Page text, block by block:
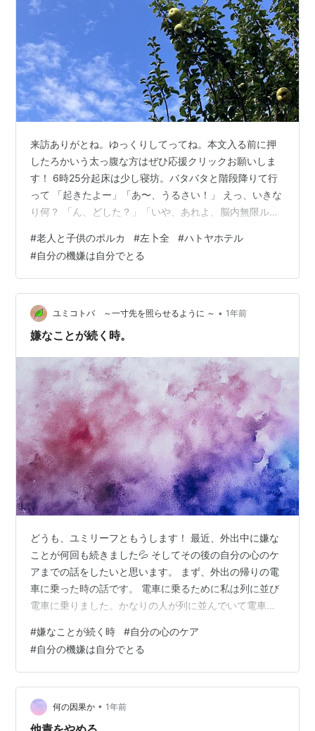
来訪ありがとね。ゆっくりしてってね。本文入る前に押
したろかいう太っ腹な方はぜひ応援クリックお願いしま
す！ 6時25分起床は少し寝坊。バタバタと階段降りて行
って 「起きたよー」「あ〜、うるさい！」 えっ、いきな
り何？ 「ん、どした？」「いや、あれよ、脳内無限ルー
れたじいちゃんが『ズビズバ〜、パパパヤ〜、やめてけ
れ、やめてけれ*1』いうやつよ」「あー、あれか。それ
はそれは、ご愁傷様」 まあ、耳につく曲ってときどきあ
るからね。この前は「伊東に行くならハトヤ」がループ
してたらしい。 その発端は、ムロツヨシと小泉孝太郎が
出てた旅行番組。静岡県伊東市の旅館…
#老人と子供のポルカ #左卜全 #ハトヤホテル
#自分の機嫌は自分でとる
ユミコトバ ～一寸先を照らせるように ～ • 1年前
嫌なことが続く時。
どうも、ユミリーフともうします！ 最近、外出中に嫌な
ことが何回も続きました💦 そしてその後の自分の心のケ
アまでの話をしたいと思います。 まず、外出の帰りの電
車に乗った時の話です。 電車に乗るために私は列に並び
電車に乗りました。かなりの人が列に並んでいて電車が
ました。 その時に私は左右に行く人で上手く前へ進めず
に突っかかってしまったのです。 そして後ろでイライラ
している男性がいることに気づきました。 『あっ、私に
キレてるな！』と直感で分かりました。そして私もその
男性もなんとか席に座れたのですが、座った瞬間に男性
が私に聞こえる大きさで 「もったもっ…
#嫌なことが続く時 #自分の心のケア
#自分の機嫌は自分でとる
何の因果か • 1年前